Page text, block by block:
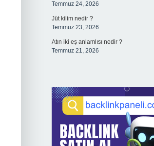
Temmuz 24, 2026
Jüt kilim nedir ?
Temmuz 23, 2026
Atın iki eş anlamlısı nedir ?
Temmuz 21, 2026